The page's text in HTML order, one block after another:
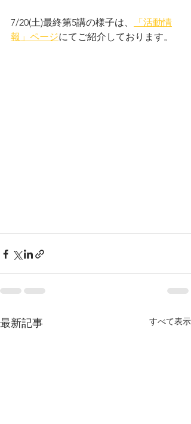
7/20(土)最終第5講の様子は、
「活動情
報」ページにてご紹介しております。
最新記事 すべて表示